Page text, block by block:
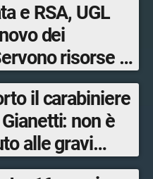
e RSA, UGL
dei
risorse e
il carabiniere
non è
alle gravi